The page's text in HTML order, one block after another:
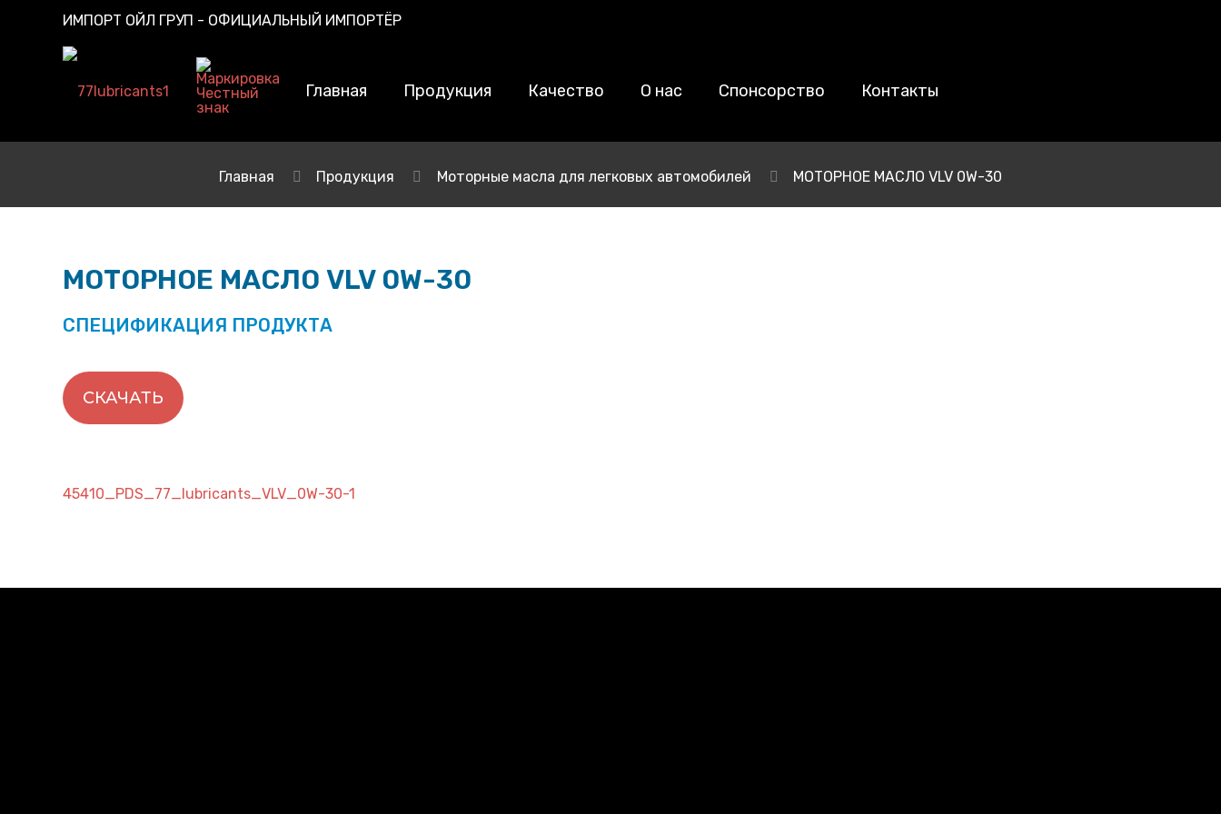
ИМПОРТ ОЙЛ ГРУП - ОФИЦИАЛЬНЫЙ ИМПОРТЁР
Главная Продукция Качество О нас Спонсорство Контакты
Главная Продукция Моторные масла для легковых автомобилей МОТОРНОЕ МАСЛО VLV 0W-30
МОТОРНОЕ МАСЛО VLV 0W-30
СПЕЦИФИКАЦИЯ ПРОДУКТА
СКАЧАТЬ
45410_PDS_77_lubricants_VLV_0W-30-1